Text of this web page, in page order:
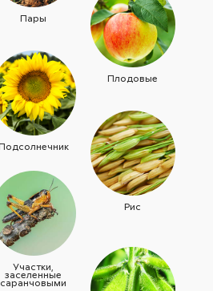
Пары
Плодовые
Рис
Участки,
заселенные
саранчовыми